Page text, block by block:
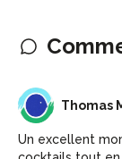
TM Thomas
Un excellent